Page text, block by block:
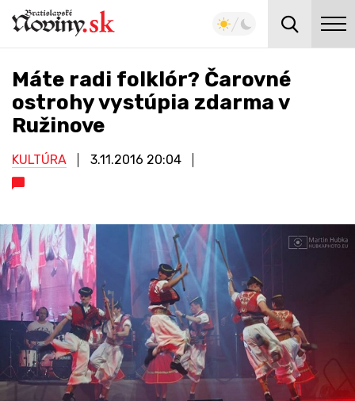
Máte radi folklór? Čarovné
ostrohy vystúpia zdarma v
Ružinove
KULTÚRA 3.11.2016 20:04